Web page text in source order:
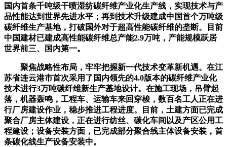
国内首条千吨级干喷湿纺碳纤维产业化生产线，实现技术与产
品性能达到世界先进水平；再到技术升级建成中国首个万吨级
碳纤维生产基地，打破国外对于超高性能碳纤维的垄断。目前
中国建材已建成高性能碳纤维总产能2.9万吨，产能规模跃居
世界前三、国内第一。
聚焦战略性布局，牢牢把握新一代技术变革新机遇。在江
苏省连云港市首次采用了国内领先的4.0版本的碳纤维产业化
技术进行3万吨碳纤维新生产基地设计。在施工现场，吊臂起
落，机器轰鸣，工程车、运输车来回穿梭，数百名工人正在进
行厂房建设作业，稳步推进工程进度。目前，土建方面已完成
聚合厂房主体建设，正在进行纺丝、碳化车间以及产区公用工
程建设；设备安装方面，已完成部分聚合线主体设备安装，首
条碳化线生产设备安装中。